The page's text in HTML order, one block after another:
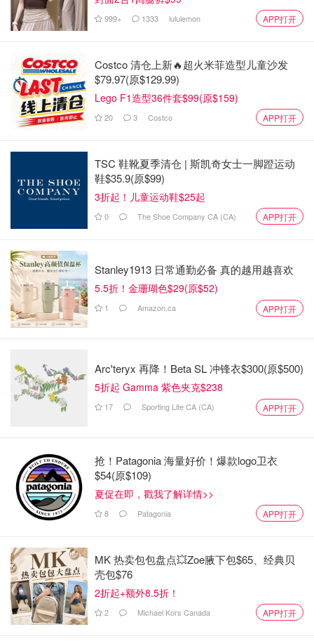
999+ 1333 lululemon APP打开
Costco 清仓上新🔥超火米菲造型儿童沙发
$79.97(原$129.99)
Lego F1造型36件套$99(原$159)
20 3 Costco APP打开
TSC 鞋靴夏季清仓 | 斯凯奇女士一脚蹬运动
鞋$35.9(原$99)
3折起！儿童运动鞋$25起
0 The Shoe Company CA (CA) APP打开
Stanley1913 日常通勤必备 真的越用越喜欢
5.5折！金珊瑚色$29(原$52)
1 Amazon.ca APP打开
Arc'teryx 再降！Beta SL 冲锋衣$300(原$500)
5折起 Gamma 紫色夹克$238
17 Sporting Life CA (CA) APP打开
抢！Patagonia 海量好价！爆款logo卫衣
$54(原$109)
夏促在即，戳我了解详情>>
8 Patagonia APP打开
MK 热卖包包盘点💥Zoe腋下包$65、经典贝
壳包$76
2折起+额外8.5折！
2 Michael Kors Canada APP打开